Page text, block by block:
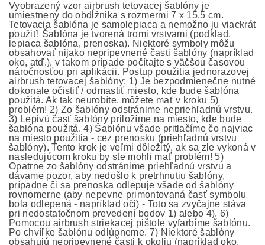
Vyobrazený vzor airbrush tetovacej šablóny je
umiestnený do obdĺžnika s rozmermi 7 x 15,5 cm.
Tetovacia šablóna je samolepiaca a nemožno ju viackrát
použiť! Šablóna je tvorená tromi vrstvami (podklad,
lepiaca šablóna, prenoska). Niektoré symboly môžu
obsahovať nijako nepripevnené časti šablóny (napríklad
oko, atď.), v takom prípade počítajte s väčšou časovou
náročnosťou pri aplikácii. Postup použitia jednorazovej
airbrush tetovacej šablóny: 1) Je bezpodmienečne nutné
dokonale očistiť / odmastiť miesto, kde bude šablóna
použitá. Ak tak neurobíte, môžete mať v kroku 5)
problém! 2) Zo šablóny odstránime nepriehľadnú vrstvu.
3) Lepivú časť šablóny priložíme na miesto, kde bude
šablóna použitá. 4) Šablónu všade pritlačíme čo najviac
na miesto použitia - cez prenosku (priehľadnú vrstvu
šablóny). Tento krok je veľmi dôležitý, ak sa zle vykoná v
nasledujúcom kroku by ste mohli mať problém! 5)
Opatrne zo šablóny odstránime priehľadnú vrstvu a
dávame pozor, aby nedošlo k pretrhnutiu šablóny,
prípadne či sa prenoska odlepuje všade od šablóny
rovnomerne (aby nepevne primontovaná časť symbolu
bola odlepená - napríklad oči) - Toto sa zvyčajne stáva
pri nedostatočnom prevedení bodov 1) alebo 4). 6)
Pomocou airbrush striekacej pištole vyfarbíme šablónu.
Po chvíľke šablónu odlúpneme. 7) Niektoré šablóny
obsahujú nepripevnené časti k okoliu (napríklad oko,